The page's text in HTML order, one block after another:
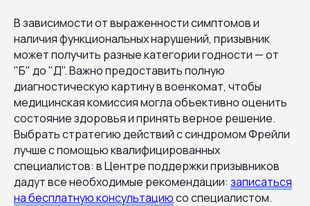
В зависимости от выраженности симптомов и
наличия функциональных нарушений, призывник
может получить разные категории годности — от
"Б" до "Д". Важно предоставить полную
диагностическую картину в военкомат, чтобы
медицинская комиссия могла объективно оценить
состояние здоровья и принять верное решение.
Выбрать стратегию действий с синдромом Фрейли
лучше с помощью квалифицированных
специалистов: в Центре поддержки призывников
дадут все необходимые рекомендации: записаться
на бесплатную консультациюсо специалистом.